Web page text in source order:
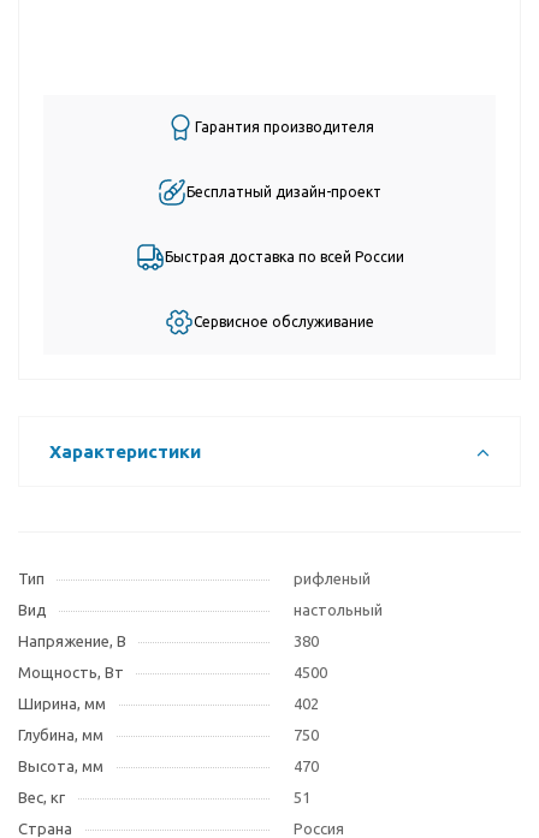
Гарантия производителя
Бесплатный дизайн-проект
Быстрая доставка по всей России
Сервисное обслуживание
Характеристики
Тип
рифленый
Вид
настольный
Напряжение, В
380
Мощность, Вт
4500
Ширина, мм
402
Глубина, мм
750
Высота, мм
470
Вес, кг
51
Страна
Россия